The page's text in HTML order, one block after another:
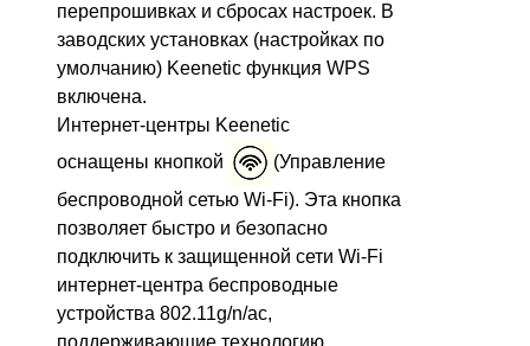
перепрошивках и сбросах настроек. В
заводских установках (настройках по
умолчанию) Keenetic функция WPS
включена.
Интернет-центры Keenetic
оснащены кнопкой
(Управление
беспроводной сетью Wi-Fi). Эта кнопка
позволяет быстро и безопасно
подключить к защищенной сети Wi-Fi
интернет-центра беспроводные
устройства 802.11g/n/aс,
поддерживающие технологию